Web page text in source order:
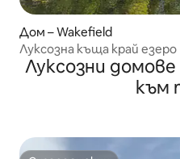
Дом – Wakefield
Луксозна къща край
Магия край водата в Ню
Луксозни
към